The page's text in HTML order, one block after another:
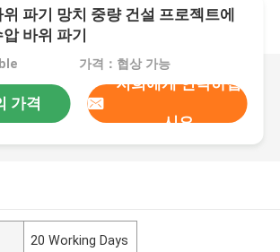
파기 망치 중량 건설 프로젝트에
바위 파기
가격：협상 가능
가격
저희에게 연락하십
시오
20 Working Days